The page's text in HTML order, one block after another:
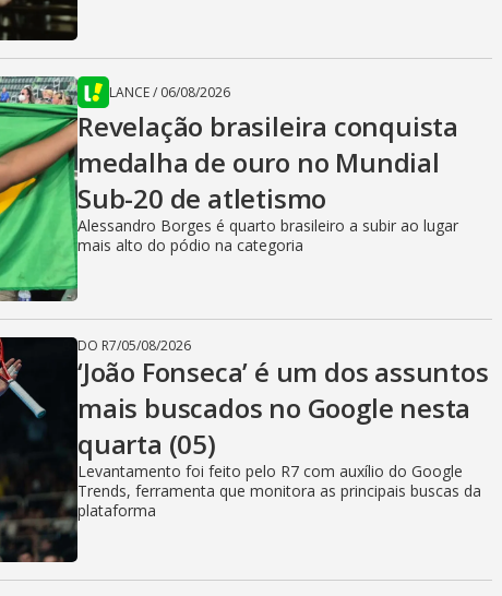
LANCE/ 06/08/2026
Revelação brasileira conquista
medalha de ouro no Mundial
Sub-20 de atletismo
Alessandro Borges é quarto brasileiro a subir ao lugar
mais alto do pódio na categoria
DO R7/05/08/2026
‘João Fonseca’ é um dos assuntos
mais buscados no Google nesta
quarta (05)
Levantamento foi feito pelo R7 com auxílio do Google
Trends, ferramenta que monitora as principais buscas da
plataforma